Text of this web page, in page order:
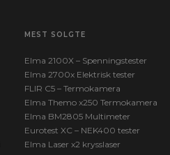
MEST SOLGTE
Elma 2100X – Spenningstester
Elma 2700x Elektrisk tester
FLIR C5 – Termokamera
Elma Themo x250 Termokamera
Elma BM2805 Multimeter
Eurotest XC – NEK400 tester
Elma Laser x2 krysslaser